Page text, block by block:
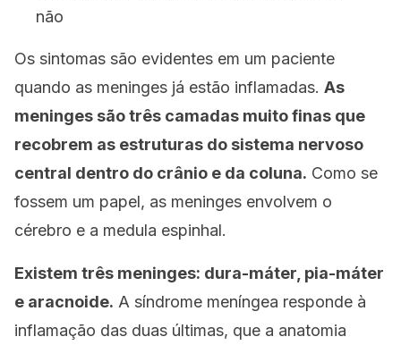
não
Os sintomas são evidentes em um paciente
quando as meninges já estão inflamadas. As
meninges são três camadas muito finas que
recobrem as estruturas do sistema nervoso
central dentro do crânio e da coluna. Como se
fossem um papel, as meninges envolvem o
cérebro e a medula espinhal.
Existem três meninges: dura-máter, pia-máter
e aracnoide. A síndrome meníngea responde à
inflamação das duas últimas, que a anatomia